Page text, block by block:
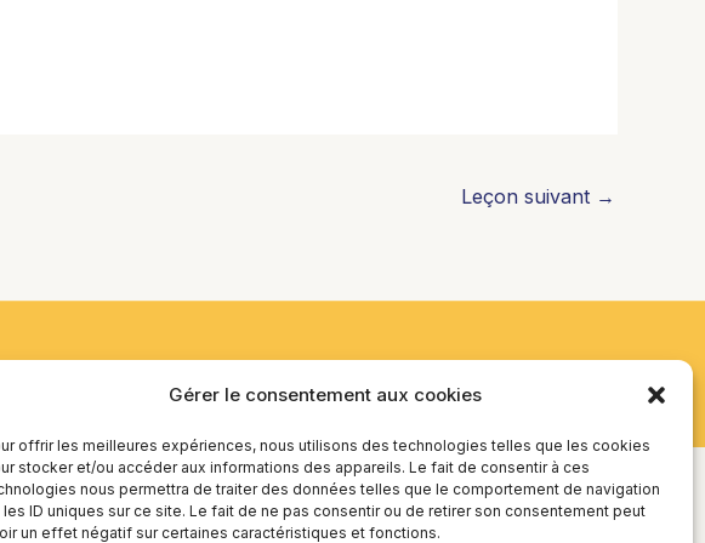
Gérer le consentement aux cookies
offrir les meilleures expériences, nous utilisons des technologies telles que les cookies
stocker et/ou accéder aux informations des appareils. Le fait de consentir à ces
nous permettra de traiter des données telles que le comportement de navigation
les ID uniques sur ce site. Le fait de ne pas consentir ou de retirer son consentement peut
un effet négatif sur certaines caractéristiques et fonctions.
Leçon suivant →